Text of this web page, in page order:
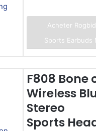
Acheter
Sports Earbuds
F808
Wireless
Stereo
Sports